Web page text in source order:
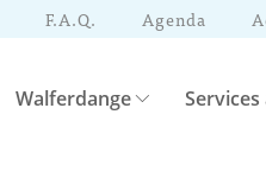
F.A.Q. Agenda
Walferdange